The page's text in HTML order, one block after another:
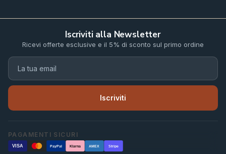
Iscriviti alla Newsletter
Ricevi offerte esclusive e il 5% di sconto sul primo ordine
Iscriviti
PAGAMENTI SICURI
VISA PayPal Klarna AMEX Stripe